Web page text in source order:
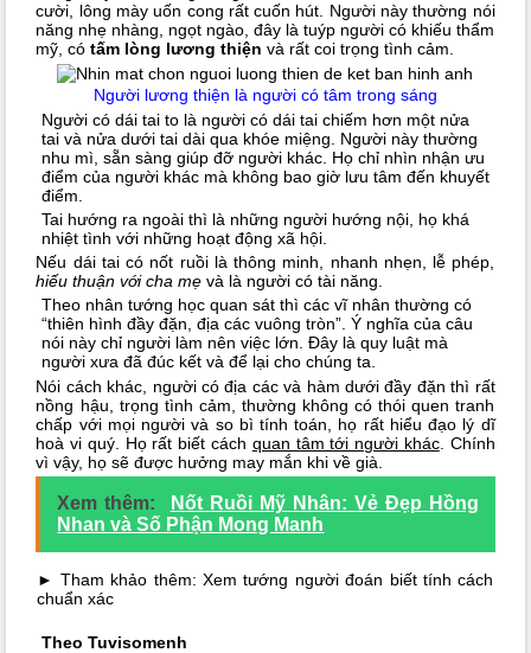
cười, lông mày uốn cong rất cuốn hút. Người này thường nói
năng nhẹ nhàng, ngọt ngào, đây là tuýp người có khiếu thẩm
mỹ, có tấm lòng lương thiệnvà rất coi trọng tình cảm.
Người lương thiện là người có tâm trong sáng
Người có dái tai to là người có dái tai chiếm hơn một nửa
tai và nửa dưới tai dài qua khóe miệng. Người này thường
nhu mì, sẵn sàng giúp đỡ người khác. Họ chỉ nhìn nhận ưu
điểm của người khác mà không bao giờ lưu tâm đến khuyết
điểm.
Tai hướng ra ngoài thì là những người hướng nội, họ khá
nhiệt tình với những hoạt động xã hội.
Nếu dái tai có nốt ruồi là thông minh, nhanh nhẹn, lễ phép,
hiếu thuận với cha mẹ và là người có tài năng.
Theo nhân tướng học quan sát thì các vĩ nhân thường có
“thiên hình đầy đặn, địa các vuông tròn”. Ý nghĩa của câu
nói này chỉ người làm nên việc lớn. Đây là quy luật mà
người xưa đã đúc kết và để lại cho chúng ta.
Nói cách khác, người có địa các và hàm dưới đầy đặn thì rất
nồng hậu, trọng tình cảm, thường không có thói quen tranh
chấp với mọi người và so bì tính toán, họ rất hiểu đạo lý dĩ
hoà vi quý. Họ rất biết cách quan tâm tới người khác. Chính
vì vậy, họ sẽ được hưởng may mắn khi về già.
Xem thêm:
Nốt Ruồi Mỹ Nhân: Vẻ Đẹp Hồng
Nhan và Số Phận Mong Manh
► Tham khảo thêm: Xem tướng người đoán biết tính cách
chuẩn xác
Theo Tuvisomenh